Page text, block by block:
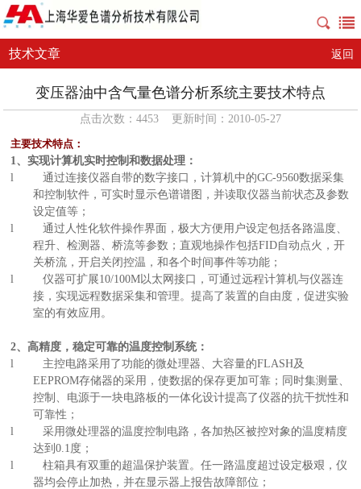
技术文章 返回
变压器油中含气量色谱分析系统主要技术特点
点击次数：4453 更新时间：2010-05-27
主要技术特点：
1、实现计算机实时控制和数据处理：
l
通过连接仪器自带的数字接口，计算机中的GC-9560数据采集
和控制软件，可实时显示色谱谱图，并读取仪器当前状态及参数
设定值等；
l
通过人性化软件操作界面，极大方便用户设定包括各路温度、
程升、检测器、桥流等参数；直观地操作包括FID自动点火，开
关桥流，开启关闭控温，和各个时间事件等功能；
l
仪器可扩展10/100M以太网接口，可通过远程计算机与仪器连
接，实现远程数据采集和管理。提高了装置的自由度，促进实验
室的有效应用。
2、高精度，稳定可靠的温度控制系统：
l
主控电路采用了功能的微处理器、大容量的FLASH及
EEPROM存储器的采用，使数据的保存更加可靠；同时集测量、
控制、电源于一块电路板的一体化设计提高了仪器的抗干扰性和
可靠性；
l
采用微处理器的温度控制电路，各加热区被控对象的温度精度
达到0.1度；
l
柱箱具有双重的超温保护装置。任一路温度超过设定极艰，仪
器均会停止加热，并在显示器上报告故障部位；